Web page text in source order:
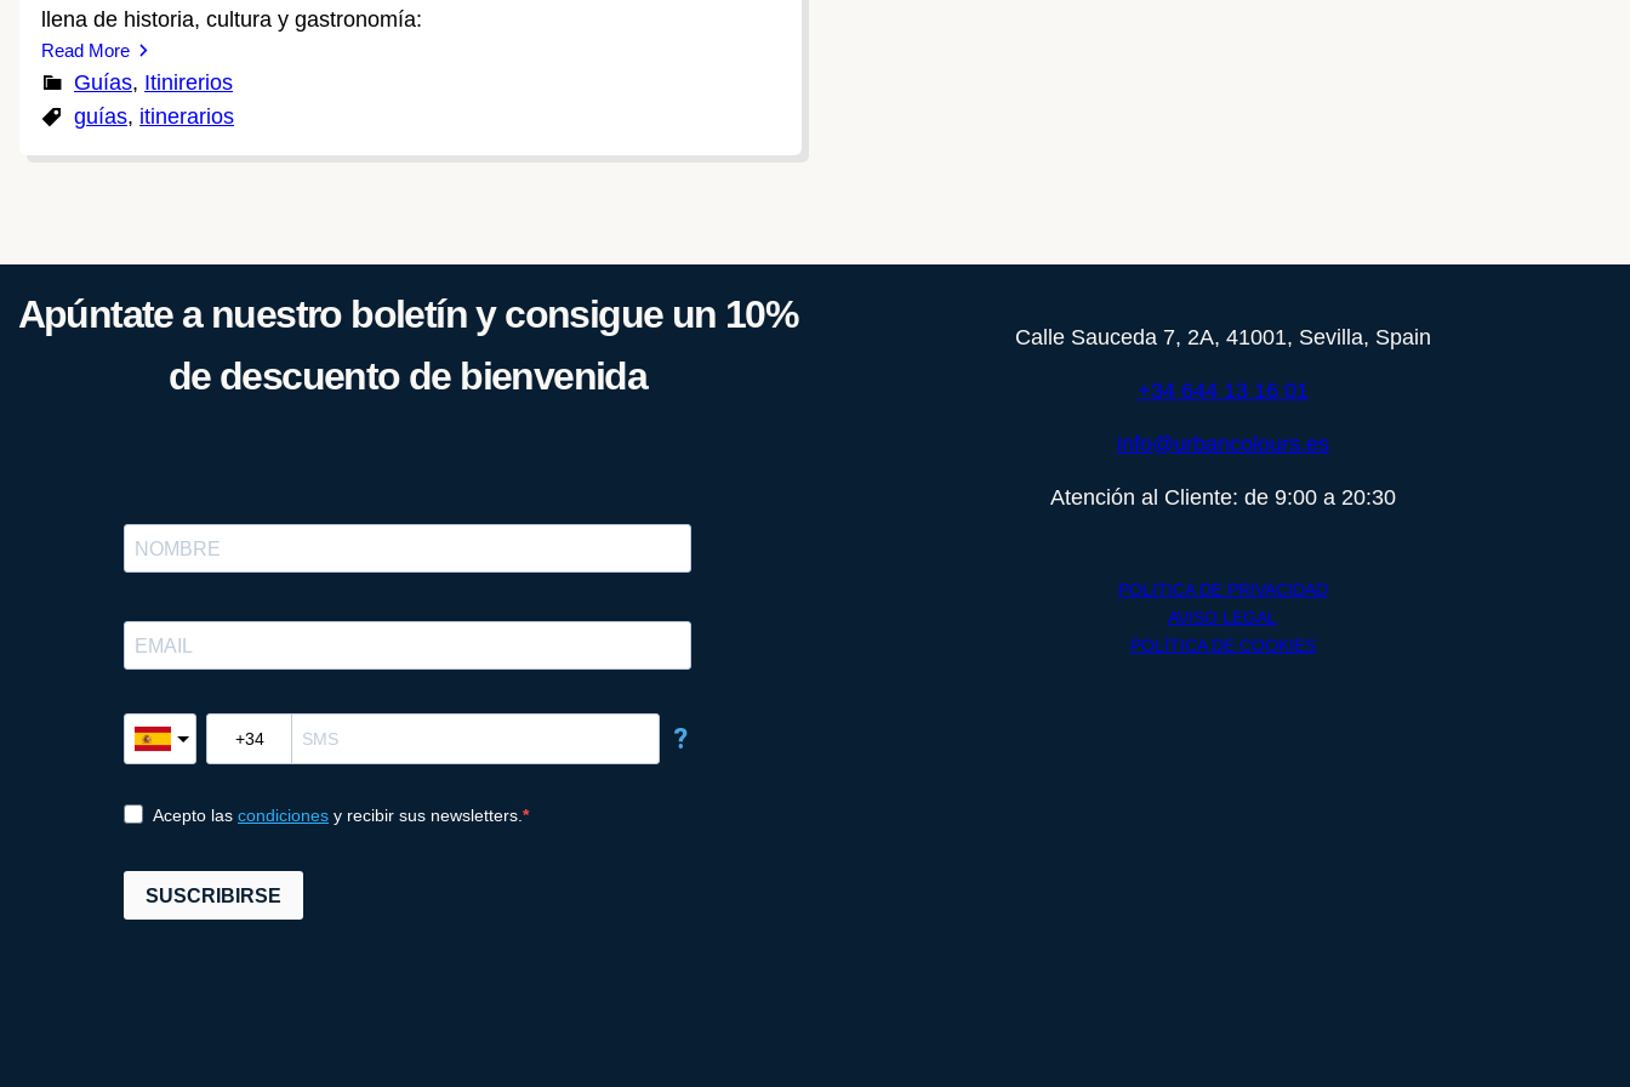
llena de historia, cultura y gastronomía:
Read More
Guías, Itinirerios
guías, itinerarios
Apúntate a nuestro boletín y consigue un 10%
de descuento de bienvenida
Calle Sauceda 7, 2A, 41001, Sevilla, Spain
+34 644 13 16 01
info@urbancolours.es
Atención al Cliente: de 9:00 a 20:30
POLITICA DE PRIVACIDAD
​​AVISO LEGAL
POLÍTICA DE COOKIES